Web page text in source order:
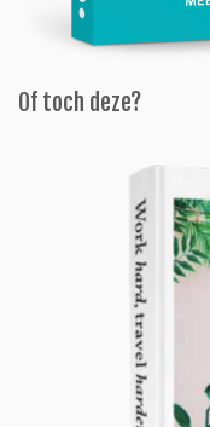
Of toch deze?